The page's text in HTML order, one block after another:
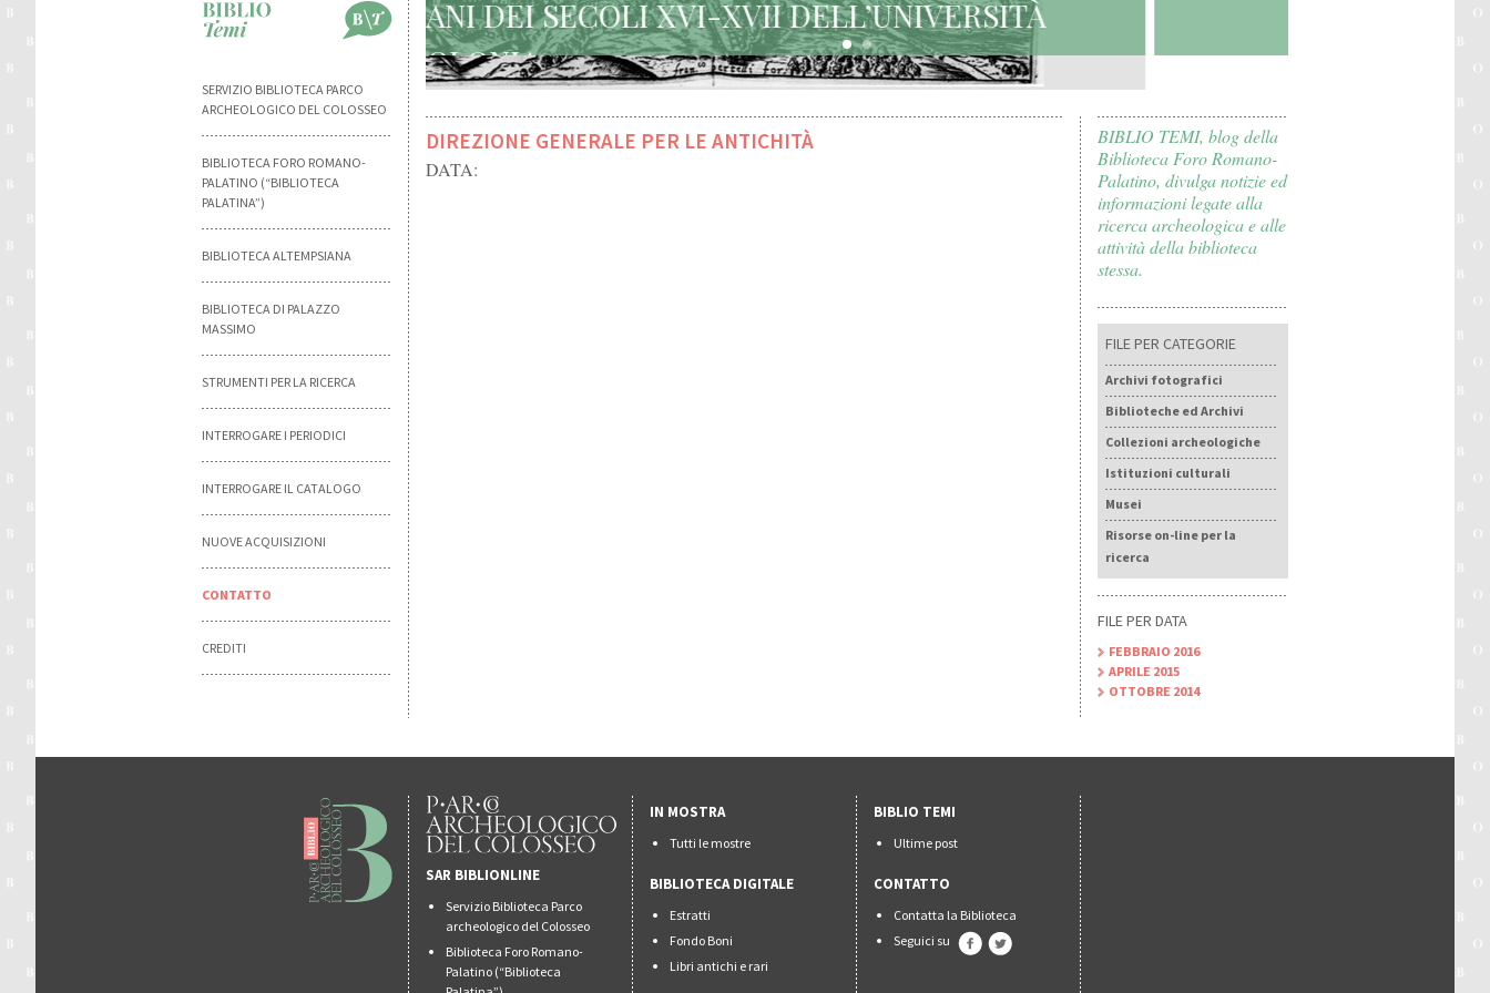
SERVIZIO BIBLIOTECA PARCO
ARCHEOLOGICO DEL COLOSSEO
BIBLIOTECA FORO ROMANO-
PALATINO (“BIBLIOTECA
PALATINA”)
BIBLIOTECA ALTEMPSIANA
BIBLIOTECA DI PALAZZO
MASSIMO
STRUMENTI PER LA RICERCA
INTERROGARE I PERIODICI
INTERROGARE IL CATALOGO
NUOVE ACQUISIZIONI
CONTATTO
CREDITI
URBANI DEI SECOLI XVI-XVII DELL’UNIVERSITÀ
DI COLONIA
DIREZIONE GENERALE PER LE ANTICHITÀ
DATA:
BIBLIO TEMI, blog della
Biblioteca Foro Romano-
Palatino, divulga notizie ed
informazioni legate alla
ricerca archeologica e alle
attività della biblioteca
stessa.
FILE PER CATEGORIE
Archivi fotografici
Biblioteche ed Archivi
Collezioni archeologiche
Istituzioni culturali
Musei
Risorse on-line per la
ricerca
FILE PER DATA
FEBBRAIO 2016
APRILE 2015
OTTOBRE 2014
SAR BIBLIONLINE
Servizio Biblioteca Parco
archeologico del Colosseo
Biblioteca Foro Romano-
Palatino (“Biblioteca
IN MOSTRA
Tutti le mostre
BIBLIOTECA DIGITALE
Estratti
Fondo Boni
Libri antichi e rari
BIBLIO TEMI
Ultime post
CONTATTO
Contatta la Biblioteca
Seguici su